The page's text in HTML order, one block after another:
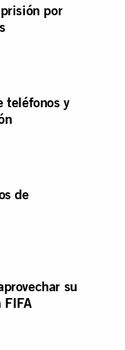
por
teléfonos y
de
su
FIFA